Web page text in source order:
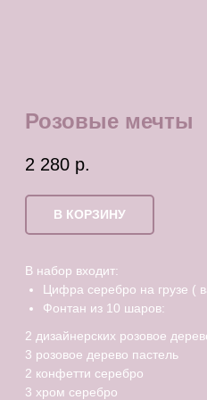
Розовые мечты
2 280 р.
В КОРЗИНУ
В набор входит:
Цифра серебро на грузе (
Фонтан из 10 шаров:
2 дизайнерских розовое
3 розовое дерево пастель
2 конфетти серебро
3 хром серебро